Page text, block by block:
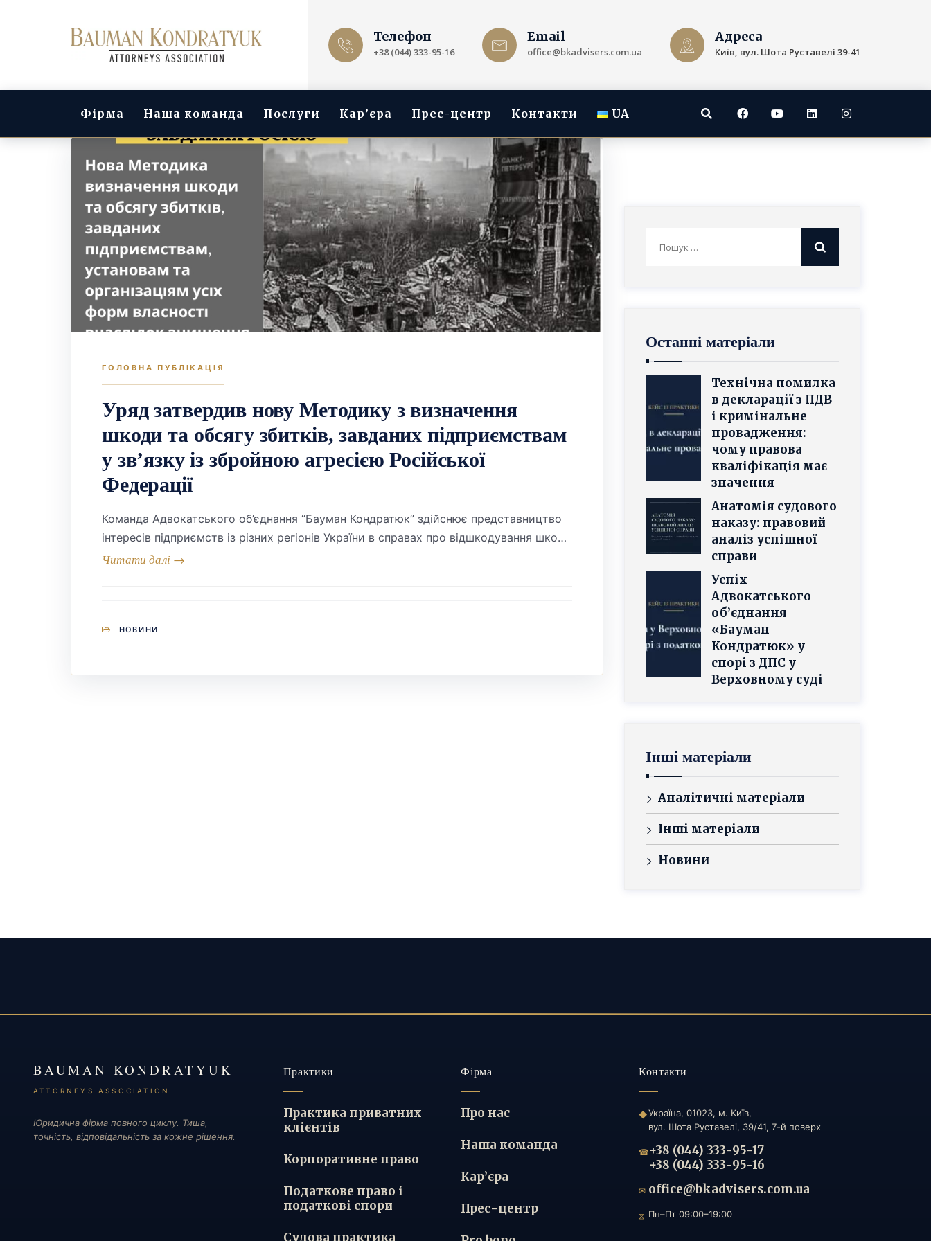
Телефон
+38 (044) 333-95-16
Email
office@bkadvisers.com.ua
Адреса
Київ, вул. Шота Руставелі 39-41
Фірма Наша команда Послуги Кар’єра Прес-центр Контакти UA
Уряд затвердив нову Методику з визначення
шкоди та обсягу збитків, завданих підприємствам
у зв’язку із збройною агресією Російської
Федерації
Команда Адвокатського об’єднання “Бауман Кондратюк” здійснює представництво
інтересів підприємств із різних регіонів України в справах про відшкодування шкоди
та упущеної вигоди у зв’язку із збройною агресією Російської Федерації. У категорії
НОВИНИ
Останні матеріали
Технічна помилка
в декларації з ПДВ
і кримінальне
провадження:
чому правова
кваліфікація має
значення
Анатомія судового
наказу: правовий
аналіз успішної
справи
Успіх
Адвокатського
об’єднання
«Бауман
Кондратюк» у
спорі з ДПС у
Верховному суді
Інші матеріали
Аналітичні матеріали
Інші матеріали
Новини
BAUMAN KONDRATYUK
ATTORNEYS ASSOCIATION
Юридична фірма повного циклу. Тиша,
точність, відповідальність за кожне рішення.
Практики
Практика приватних
клієнтів
Корпоративне право
Податкове право і
податкові спори
Судова практика
Фірма
Про нас
Наша команда
Кар’єра
Прес-центр
Контакти
◆Україна, 01023, м. Київ,
вул. Шота Руставелі, 39/41, 7-й поверх
☎ +38 (044) 333-95-17
+38 (044) 333-95-16
✉ office@bkadvisers.com.ua
⧖ Пн–Пт 09:00–19:00